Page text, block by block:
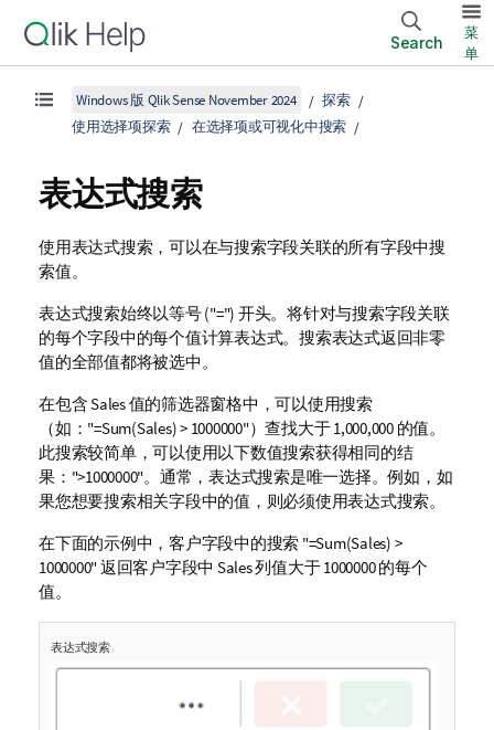
Search
菜
单
Windows 版 Qlik Sense November 2024
探索
使用选择项探索
在选择项或可视化中搜索
表达式搜索
使用表达式搜索，可以在与搜索字段关联的所有字段中搜
索值。
表达式搜索始终以等号 ("=") 开头。将针对与搜索字段关联
的每个字段中的每个值计算表达式。搜索表达式返回非零
值的全部值都将被选中。
在包含Sales值的筛选器窗格中，可以使用搜索
（如： "=Sum(Sales) > 1000000"）查找大于 1,000,000 的值。
此搜索较简单，可以使用以下数值搜索获得相同的结
果： ">1000000"。通常，表达式搜索是唯一选择。例如，如
果您想要搜索相关字段中的值，则必须使用表达式搜索。
在下面的示例中，客户字段中的搜索 "=Sum(Sales) >
1000000"返回客户字段中 Sales列值大于 1000000 的每个
值。
表达式搜索